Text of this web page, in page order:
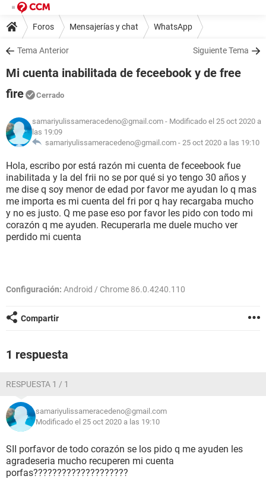
Foros Mensajerías y chat WhatsApp
Tema Anterior Siguiente Tema
Mi cuenta inabilitada de feceebook y de free
fire
Cerrado
samariyulissameracedeno@gmail.com - Modificado el 25 oct 2020 a
las 19:09
samariyulissameracedeno@gmail.com -25 oct 2020 a las 19:10
Hola, escribo por está razón mi cuenta de feceebook fue
inabilitada y la del frii no se por qué si yo tengo 30 años y
me dise q soy menor de edad por favor me ayudan lo q mas
me importa es mi cuenta del fri por q hay recargaba mucho
y no es justo. Q me pase eso por favor les pido con todo mi
corazón q me ayuden. Recuperarla me duele mucho ver
perdido mi cuenta
Configuración: Android / Chrome 86.0.4240.110
Compartir
1 respuesta
RESPUESTA 1 / 1
samariyulissameracedeno@gmail.com
Modificado el 25 oct 2020 a las 19:10
SII porfavor de todo corazón se los pido q me ayuden les
agradeseria mucho recuperen mi cuenta
porfas????????????????????